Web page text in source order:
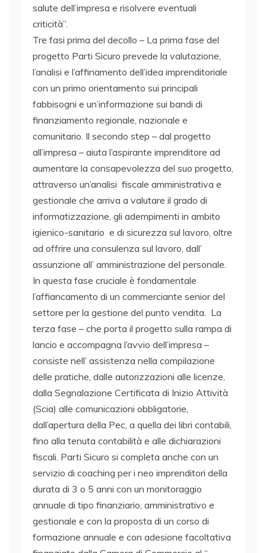
salute dell’impresa e risolvere eventuali
criticità”.
Tre fasi prima del decollo – La prima fase del
progetto Parti Sicuro prevede la valutazione,
l’analisi e l’affinamento dell’idea imprenditoriale
con un primo orientamento sui principali
fabbisogni e un’informazione sui bandi di
finanziamento regionale, nazionale e
comunitario. Il secondo step – dal progetto
all’impresa – aiuta l’aspirante imprenditore ad
aumentare la consapevolezza del suo progetto,
attraverso un’analisi fiscale amministrativa e
gestionale che arriva a valutare il grado di
informatizzazione, gli adempimenti in ambito
igienico-sanitario e di sicurezza sul lavoro, oltre
ad offrire una consulenza sul lavoro, dall’
assunzione all’ amministrazione del personale.
In questa fase cruciale è fondamentale
l’affiancamento di un commerciante senior del
settore per la gestione del punto vendita. La
terza fase – che porta il progetto sulla rampa di
lancio e accompagna l’avvio dell’impresa –
consiste nell’ assistenza nella compilazione
delle pratiche, dalle autorizzazioni alle licenze,
dalla Segnalazione Certificata di Inizio Attività
(Scia) alle comunicazioni obbligatorie,
dall’apertura della Pec, a quella dei libri contabili,
fino alla tenuta contabilità e alle dichiarazioni
fiscali. Parti Sicuro si completa anche con un
servizio di coaching per i neo imprenditori della
durata di 3 o 5 anni con un monitoraggio
annuale di tipo finanziario, amministrativo e
gestionale e con la proposta di un corso di
formazione annuale e con adesione facoltativa